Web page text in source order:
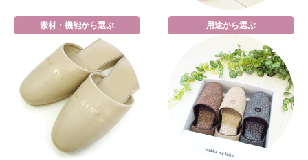
素材・機能から選ぶ 用途から選ぶ